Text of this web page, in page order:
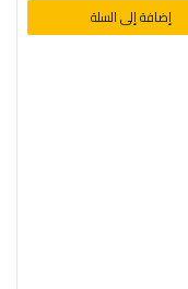
إضافة إلى السلة